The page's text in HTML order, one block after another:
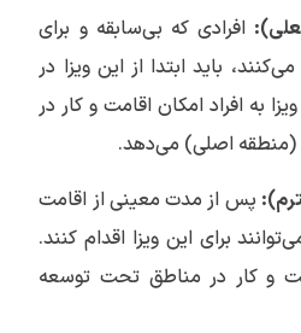
افرادی که بی‌سابقه و برای
باید ابتدا از این ویزا در
به افراد امکان اقامت و کار در
(منطقه اصلی) می‌دهد.
پس از مدت معینی از اقامت
برای این ویزا اقدام کنند.
و کار در مناطق تحت توسعه